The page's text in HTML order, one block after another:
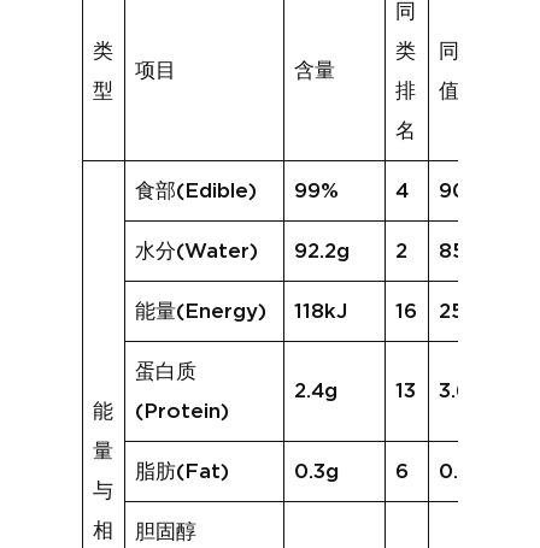
类
型
项目 含量
同
类
排
名
同类均
值
能
量
与
相
食部(Edible) 99% 4 90%
水分(Water) 92.2g 2 85.3g
能量(Energy) 118kJ 16 251kJ
蛋白质
(Protein)
2.4g 13 3.6g
脂肪(Fat) 0.3g 6 0.6g
胆固醇